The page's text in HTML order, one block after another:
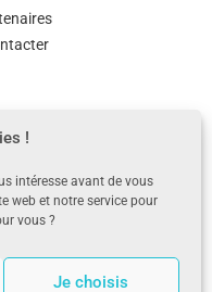
!
intéresse avant de vous
web et notre service pour
vous ?
Je choisis
fréquentes